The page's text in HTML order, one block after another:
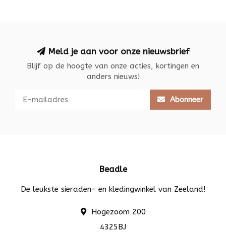
Meld je aan voor onze nieuwsbrief
Blijf op de hoogte van onze acties, kortingen en
anders nieuws!
Abonneer
Beadle
De leukste sieraden- en kledingwinkel van Zeeland!
Hogezoom 200
4325BJ